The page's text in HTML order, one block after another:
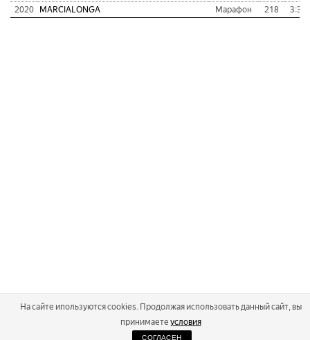
2020
MARCIALONGA Марафон 218
На сайте ипользуются cookies. Продолжая использовать данный сайт, вы
принимаете условия
СОГЛАСЕН